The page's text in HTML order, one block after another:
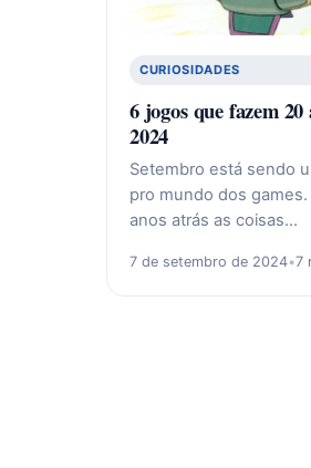
CURIOSIDADES
6 jogos que fazem
2024
Setembro está sendo
pro mundo dos
anos atrás as coisas…
7 de setembro de 2024•7